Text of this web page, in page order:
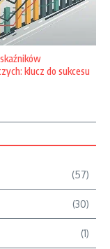
klucz do sukcesu
(57)
(30)
(1)